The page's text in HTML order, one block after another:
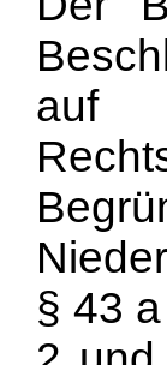
auf
§ 43